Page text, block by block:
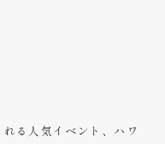
る人気イベント、ハワ